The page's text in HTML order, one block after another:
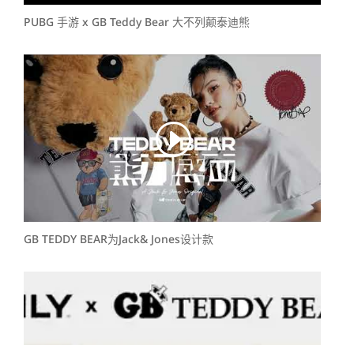
PUBG 手游 x GB Teddy Bear 大不列颠泰迪熊
GB TEDDY BEAR为Jack& Jones设计款